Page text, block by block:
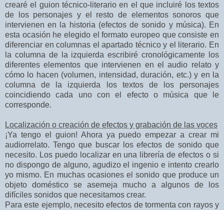
crearé el guion técnico-literario en el que incluiré los textos
de los personajes y el resto de elementos sonoros que
intervienen en la historia (efectos de sonido y música). En
esta ocasión he elegido el formato europeo que consiste en
diferenciar en columnas el apartado técnico y el literario. En
la columna de la izquierda escribiré cronológicamente los
diferentes elementos que intervienen en el audio relato y
cómo lo hacen (volumen, intensidad, duración, etc.) y en la
columna de la izquierda los textos de los personajes
coincidiendo cada uno con el efecto o música que le
corresponde.
Localización o creación de efectos y grabación de las voces
¡Ya tengo el guion! Ahora ya puedo empezar a crear mi
audiorrelato. Tengo que buscar los efectos de sonido que
necesito. Los puedo localizar en una librería de efectos o si
no dispongo de alguno, agudizo el ingenio e intento crearlo
yo mismo. En muchas ocasiones el sonido que produce un
objeto doméstico se asemeja mucho a algunos de los
difíciles sonidos que necesitamos crear.
Para este ejemplo, necesito efectos de tormenta con rayos y